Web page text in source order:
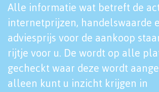
Alle informatie wat betreft de
internetprijzen, handelswaarde
adviesprijs voor de aankoop
rijtje voor u. De wordt op alle
gecheckt waar deze wordt
alleen kunt u inzicht krijgen in